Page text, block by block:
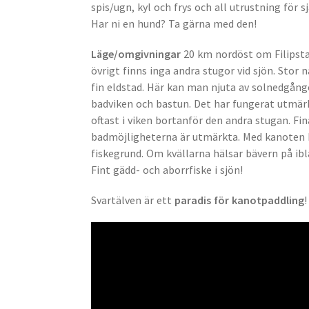
spis/ugn, kyl och frys och all utrustning för
Har ni en hund? Ta gärna med den!
Läge/omgivningar 20 km nordöst om
övrigt finns inga andra stugor vid sjön. Stor
fin eldstad. Här kan man njuta av
badviken och bastun. Det har fungerat
oftast i viken bortanför den andra stugan.
badmöjligheterna är utmärkta. Med
fiskegrund. Om kvällarna hälsar bävern på
Fint gädd- och aborrfiske i sjön!
Svartälven är ett paradis för kanotpaddling